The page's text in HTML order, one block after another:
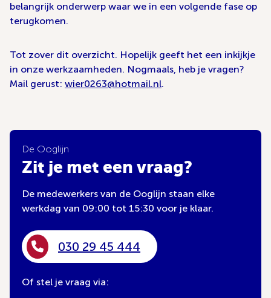
belangrijk onderwerp waar we in een volgende fase op
terugkomen.
Tot zover dit overzicht. Hopelijk geeft het een inkijkje
in onze werkzaamheden. Nogmaals, heb je vragen?
Mail gerust: wier0263@hotmail.nl.
De Ooglijn
Zit je met een vraag?
De medewerkers van de Ooglijn staan elke
werkdag van 09:00 tot 15:30 voor je klaar.
030 29 45 444
Of stel je vraag via: